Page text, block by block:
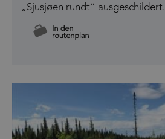
„Sjusjøen rundt“ ausgeschildert.